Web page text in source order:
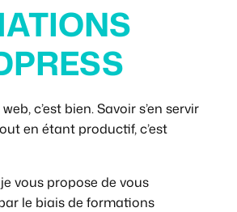
c’est bien. Savoir s’en servir
en étant productif, c’est
vous propose de vous
le biais de formations